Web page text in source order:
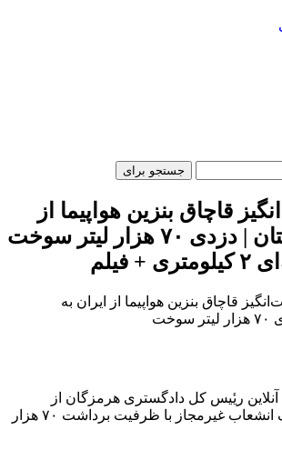
جستجو برای
قاچاق بنزین هواپیما از
ایران به پاکستان | دزدی ۷۰ هزار لیتر سوخت
فیلم
ریٔیس کل دادگستری هرمزگان از
شناسایی و کشف یک انشعاب غیرمجاز با ظرفیت برداشت ۷۰ هزار